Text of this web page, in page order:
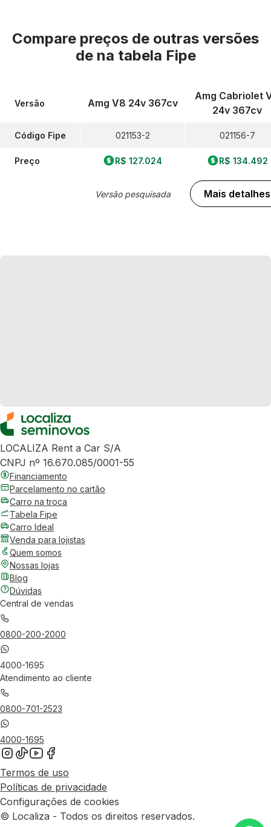
Compare preços de outras versões
de na tabela Fipe
Versão
Código Fipe
Preço
Amg V8 24v 367cv
021153-2
R$ 127.024
Versão pesquisada
Amg Cabriolet
24v 367cv
021156-7
R$ 134.492
Mais detalhes
LOCALIZA Rent a Car S/A
CNPJ nº 16.670.085/0001-55
Financiamento
Parcelamento no cartão
Carro na troca
Tabela Fipe
Carro Ideal
Venda para lojistas
Quem somos
Nossas lojas
Blog
Dúvidas
Central de vendas
0800-200-2000
4000-1695
Atendimento ao cliente
0800-701-2523
4000-1695
Termos de uso
Políticas de privacidade
Configurações de cookies
© Localiza - Todos os direitos reservados.